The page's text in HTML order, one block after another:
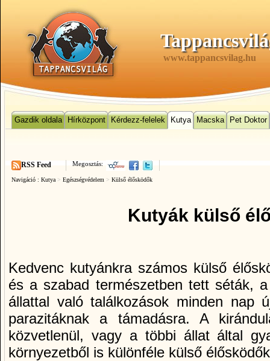
www.tappancsvilag.hu
Gazdik oldala Hírközpont Kérdezz-felelek Kutya Macska Pet Doktor
Megosztás:
RSS Feed
Navigáció : Kutya > Egészségvédelem > Külső élősködők
Kutyák külső
Kedvenc kutyánkra számos külső
és a szabad természetben tett séták,
állattal való találkozások minden nap
parazitáknak a támadásra. A
közvetlenül, vagy a többi állat által
környezetből is különféle külső